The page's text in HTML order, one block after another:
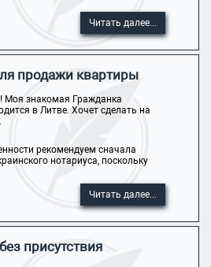
Читать далее...
продажи квартиры
Моя знакомая Гражданка
в Литве. Хочет сделать на
рекомендуем сначала
нотариуса, поскольку
Читать далее...
присутствия